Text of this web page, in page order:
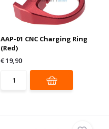
AAP-01 CNC Charging Ring
(Red)
€ 19,90